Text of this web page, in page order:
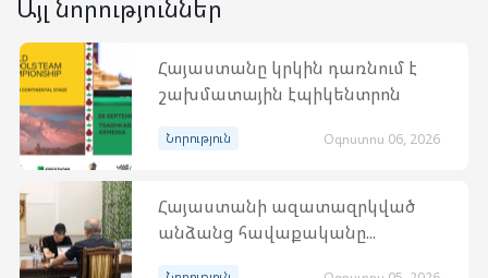
Այլ նորություններ
Հայաստանը կրկին դառնում է
շախմատային էպիկենտրոն
Նորություն Օգոստոս 06, 2026
Հայաստանի ազատազրկված
անձանց հավաքականը...